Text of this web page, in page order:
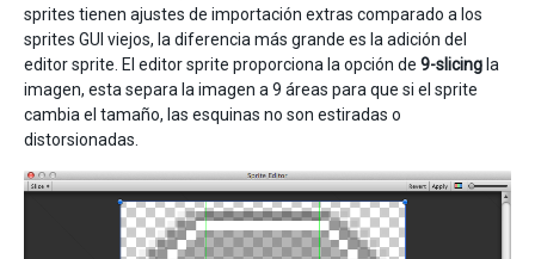
sprites tienen ajustes de importación extras comparado a los
sprites GUI viejos, la diferencia más grande es la adición del
editor sprite. El editor sprite proporciona la opción de 9-slicing la
imagen, esta separa la imagen a 9 áreas para que si el sprite
cambia el tamaño, las esquinas no son estiradas o
distorsionadas.